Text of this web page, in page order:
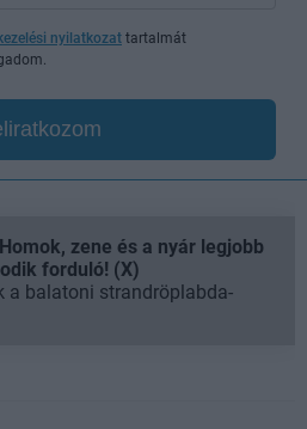
nyilatkozat tartalmát
zene és a nyár legjobb
forduló! (X)
a balatoni strandröplabda-